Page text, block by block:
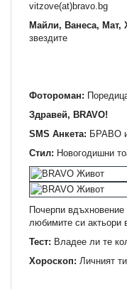
vitzove(at)bravo.bg
Майли, Ванеса, Мат,
звездите
Фотороман:
Здравей, BRAVO!
SMS Анкета: БРАВО
Стил: Новогодишни
Почерпи
любимите си актьори
Тест: Владее ли те
Хороскоп: Личният